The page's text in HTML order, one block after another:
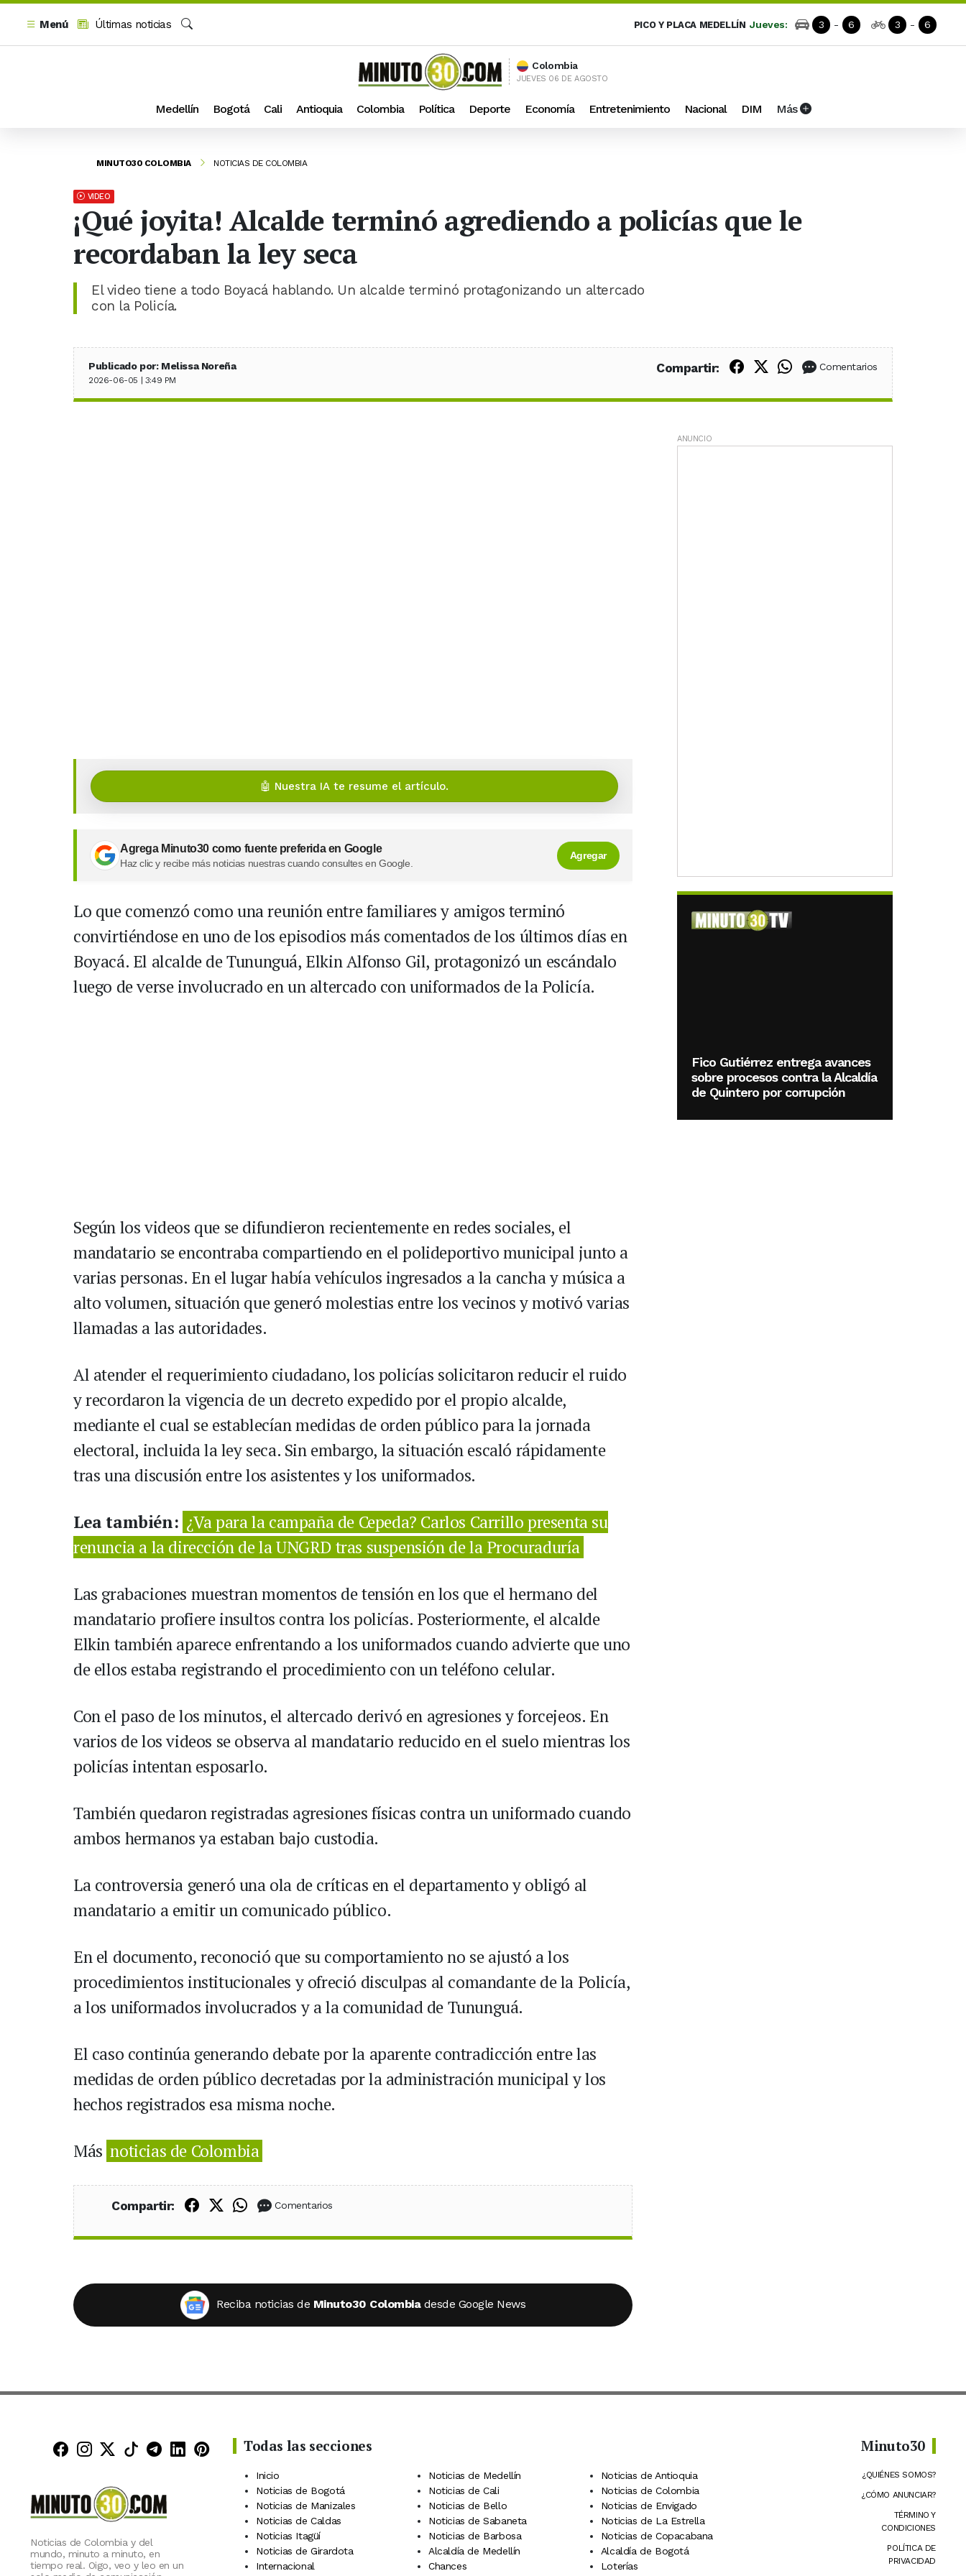
Menú
Últimas noticias
PICO Y PLACA MEDELLÍN Jueves: 3 - 6 3 - 6
Colombia
JUEVES 06 DE AGOSTO
Medellín Bogotá Cali Antioquia Colombia Política Deporte Economía Entretenimiento Nacional DIM Más
MINUTO30 COLOMBIA NOTICIAS DE COLOMBIA
VIDEO
¡Qué joyita! Alcalde terminó agrediendo a policías que le
recordaban la ley seca
El video tiene a todo Boyacá hablando. Un alcalde terminó protagonizando un altercado
con la Policía.
Publicado por: Melissa Noreña
2026-06-05 | 3:49 PM
Compartir: Compartir en Facebook
Compartir en X (Twitter)
Compartir en WhatsApp
Comentarios
🤖 Nuestra IA te resume el artículo.
Agrega Minuto30 como fuente preferida en Google
Haz clic y recibe más noticias nuestras cuando consultes en Google.
Agregar
Lo que comenzó como una reunión entre familiares y amigos terminó
convirtiéndose en uno de los episodios más comentados de los últimos días en
Boyacá. El alcalde de Tununguá, Elkin Alfonso Gil, protagonizó un escándalo
luego de verse involucrado en un altercado con uniformados de la Policía.
Según los videos que se difundieron recientemente en redes sociales, el
mandatario se encontraba compartiendo en el polideportivo municipal junto a
varias personas. En el lugar había vehículos ingresados a la cancha y música a
alto volumen, situación que generó molestias entre los vecinos y motivó varias
llamadas a las autoridades.
Al atender el requerimiento ciudadano, los policías solicitaron reducir el ruido
y recordaron la vigencia de un decreto expedido por el propio alcalde,
mediante el cual se establecían medidas de orden público para la jornada
electoral, incluida la ley seca. Sin embargo, la situación escaló rápidamente
tras una discusión entre los asistentes y los uniformados.
Lea también: ¿Va para la campaña de Cepeda? Carlos Carrillo presenta su
renuncia a la dirección de la UNGRD tras suspensión de la Procuraduría
Las grabaciones muestran momentos de tensión en los que el hermano del
mandatario profiere insultos contra los policías. Posteriormente, el alcalde
Elkin también aparece enfrentando a los uniformados cuando advierte que uno
de ellos estaba registrando el procedimiento con un teléfono celular.
Con el paso de los minutos, el altercado derivó en agresiones y forcejeos. En
varios de los videos se observa al mandatario reducido en el suelo mientras los
policías intentan esposarlo.
También quedaron registradas agresiones físicas contra un uniformado cuando
ambos hermanos ya estaban bajo custodia.
La controversia generó una ola de críticas en el departamento y obligó al
mandatario a emitir un comunicado público.
En el documento, reconoció que su comportamiento no se ajustó a los
procedimientos institucionales y ofreció disculpas al comandante de la Policía,
a los uniformados involucrados y a la comunidad de Tununguá.
El caso continúa generando debate por la aparente contradicción entre las
medidas de orden público decretadas por la administración municipal y los
hechos registrados esa misma noche.
Más noticias de Colombia
Compartir: Compartir en Facebook
Compartir en X (Twitter)
Compartir en WhatsApp
Comentarios
Reciba noticias de Minuto30 Colombia desde Google News
ANUNCIO
Fico Gutiérrez entrega avances
sobre procesos contra la Alcaldía
de Quintero por corrupción
Minuto30 en Facebook
Minuto30 en Instagram
Minuto30 en X (Twitter)
Minuto30 en TikTok
Canal de Minuto30 en Telegram
Minuto30 en LinkedIn
Minuto30 en Pinterest
Noticias de Colombia y del
mundo, minuto a minuto, en
tiempo real. Oigo, veo y leo en un
Todas las secciones
Inicio Noticias de Medellín
Noticias de Antioquia
Noticias de Bogotá
Noticias de Cali
Noticias de Colombia
Noticias de Manizales
Noticias de Bello
Noticias de Envigado
Noticias de Caldas
Noticias de Sabaneta
Noticias de La Estrella
Noticias Itagüí
Noticias de Barbosa
Noticias de Copacabana
Noticias de Girardota
Alcaldía de Medellín
Alcaldía de Bogotá
Internacional
Chances
Loterías
Minuto30
¿QUIÉNES SOMOS?
¿CÓMO ANUNCIAR?
TÉRMINO Y
CONDICIONES
POLÍTICA DE
PRIVACIDAD